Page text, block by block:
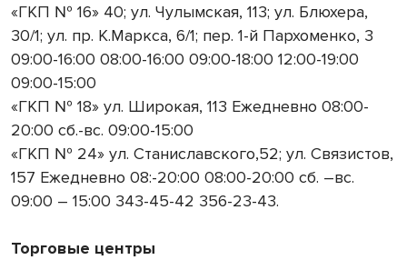
«ГКП № 16» 40; ул. Чулымская, 113; ул. Блюхера,
30/1; ул. пр. К.Маркса, 6/1; пер. 1-й Пархоменко, 3
09:00-16:00 08:00-16:00 09:00-18:00 12:00-19:00
09:00-15:00
«ГКП № 18» ул. Широкая, 113 Ежедневно 08:00-
20:00 сб.-вс. 09:00-15:00
«ГКП № 24» ул. Станиславского,52; ул. Связистов,
157 Ежедневно 08:-20:00 08:00-20:00 сб. –вс.
09:00 – 15:00 343-45-42 356-23-43.
Торговые центры